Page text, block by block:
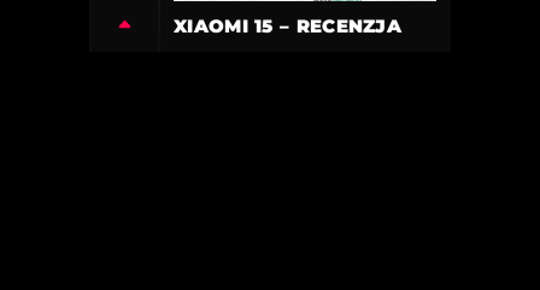
XIAOMI 15 – RECENZJA